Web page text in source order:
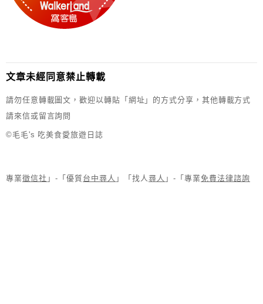
文章未經同意禁止轉載
請勿任意轉載圖文，歡迎以轉貼「網址」的方式分享，其他轉載方式
請來信或留言詢問
©毛毛's 吃美食愛旅遊日誌
專業徵信社 」-「優質台中尋人 」「找人 尋人 」-「專業免費法律諮詢